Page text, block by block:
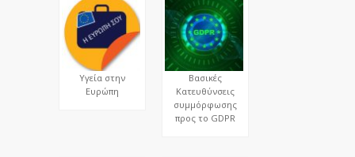
Υγεία στην
Ευρώπη
Βασικές
Κατευθύνσεις
συμμόρφωσης
προς το GDPR